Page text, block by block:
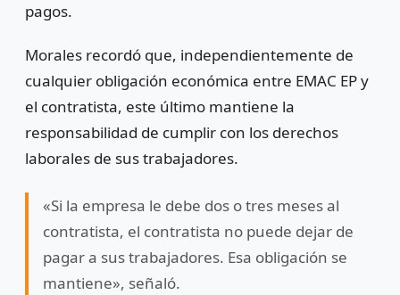
pagos.
Morales recordó que, independientemente de
cualquier obligación económica entre EMAC EP y
el contratista, este último mantiene la
responsabilidad de cumplir con los derechos
laborales de sus trabajadores.
«Si la empresa le debe dos o tres meses al
contratista, el contratista no puede dejar de
pagar a sus trabajadores. Esa obligación se
mantiene», señaló.